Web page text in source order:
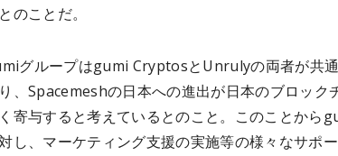
のことだ。
グループはgumi CryptosとUnrulyの両者が共
、Spacemeshの日本への進出が日本のブロック
寄与すると考えているとのこと。このことから
し、マーケティング支援の実施等の様々なサポ